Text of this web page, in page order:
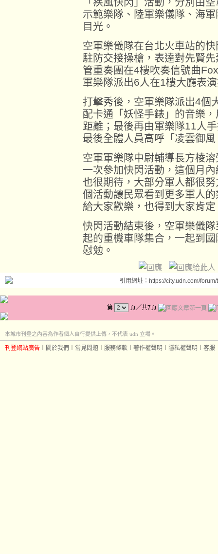
示範樂隊、陸軍樂儀隊、海
目光。
空軍樂儀隊在台北火車站的
駐防交接操槍，表達對先賢
管重奏團在4樓吹奏信號曲
軍樂隊派出6人在1樓大廳表
打擊秀後，空軍樂隊派出4個
配卡通「妖怪手錶」的音樂
距離；最後再由軍樂隊11人
最後全體人員高呼「凌雲御
空軍軍樂隊中尉輔導長方棱
一次參加快閃活動，這個月
也很期待，大部分軍人都很
個活動讓民眾看到更多軍人
給大家歡樂，也得到大家肯定
快閃活動結束後，空軍樂儀
起的重機車隊集合，一起到
慰勉。
引用網址：https://city.udn.com/
第 頁／共7頁
本城市刊登之內容為作者個人自行提供上傳，不代表 udn 立場。
刊登網站廣告 關於我們 常見問題 服務條款 著作權聲明 隱私權聲明 客服